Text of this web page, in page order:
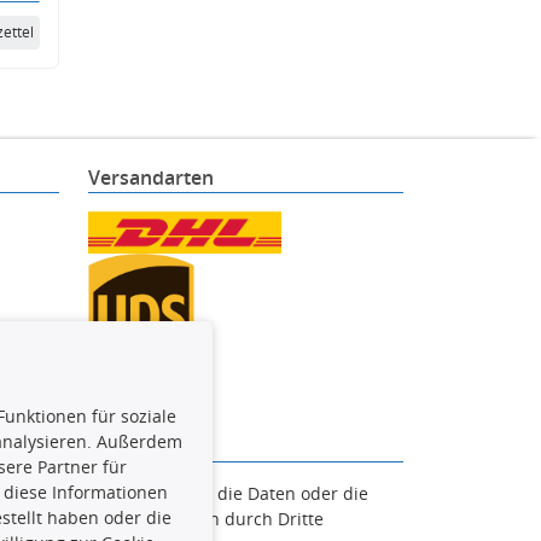
Versandarten
Es ist zu unterlassen, die Daten oder die
oder diese Handlungen durch Dritte
für soziale
Außerdem
Partner für
Informationen
haben oder die